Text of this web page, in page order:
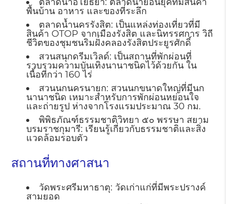
พื้นบ้าน อาหาร และของที่ระลึก
ตลาดน้ำนครรังสิต: เป็นแหล่งท่องเที่ยวที่มี
สินค้า OTOP จากเมืองรังสิต และนิทรรศการ วิถี
ชีวิตของชุมชนริมฝั่งคลองรังสิตประยูรศักดิ์
สวนสนุกดรีมเวิลด์: เป็นสถานที่พักผ่อนที่
รวบรวมความบันเทิงนานาชนิดไว้ด้วยกัน ใน
เนื้อที่กว่า 160 ไร่
สวนนกนครนายก: สวนนกขนาดใหญ่ที่มีนก
นานาชนิด เหมาะสำหรับการพักผ่อนหย่อนใจ
และถ่ายรูป ห่างจากโรงแรมประมาณ 30 กม.
พิพิธภัณฑ์ธรรมชาติวิทยา ๕๐ พรรษา สยาม
บรมราชกุมารี: เรียนรู้เกี่ยวกับธรรมชาติและสิ่ง
แวดล้อมรอบตัว
สถานที่ทางศาสนา
วัดพระศรีมหาธาตุ: วัดเก่าแก่ที่มีพระปรางค์
สามยอด